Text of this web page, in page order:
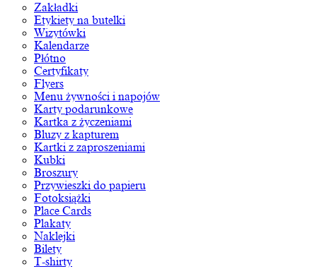
Zakładki
Etykiety na butelki
Wizytówki
Kalendarze
Płótno
Certyfikaty
Flyers
Menu żywności i napojów
Karty podarunkowe
Kartka z życzeniami
Bluzy z kapturem
Kartki z zaproszeniami
Kubki
Broszury
Przywieszki do papieru
Fotoksiążki
Place Cards
Plakaty
Naklejki
Bilety
T-shirty